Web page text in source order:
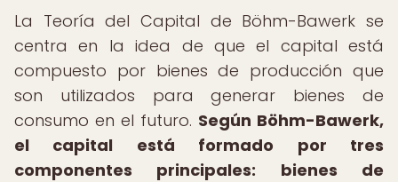
La Teoría del Capital de Böhm-Bawerk se
centra en la idea de que el capital está
compuesto por bienes de producción que
son utilizados para generar bienes de
consumo en el futuro. Según Böhm-Bawerk,
el capital está formado por tres
componentes principales: bienes de